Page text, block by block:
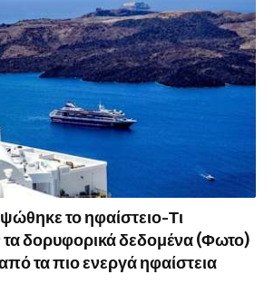
το ηφαίστειο-Τι
δορυφορικά δεδομένα (Φωτο)
τα πιο ενεργά ηφαίστεια